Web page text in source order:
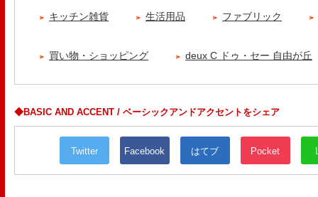
キッチン雑貨 生活用品 ファブリック
買い物・ショッピング deux C ドゥ・セー 自由が丘
◆BASIC AND ACCENT / ベーシックアンドアクセントをシェア
Twitter Facebook はてブ Pocket